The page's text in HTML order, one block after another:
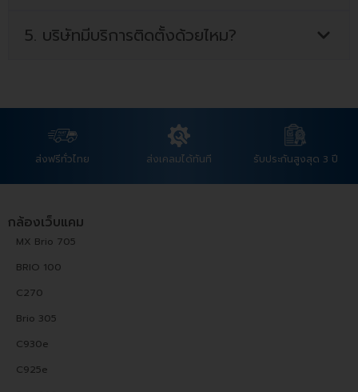
5. บริษัทมีบริการติดตั้งด้วยไหม?
ส่งฟรีทั่วไทย ส่งเคลมได้ทันที รับประกันสูงสุด 3 ปี
กล้องเว็บแคม
MX Brio 705
BRIO 100
C270
Brio 305
C930e
C925e